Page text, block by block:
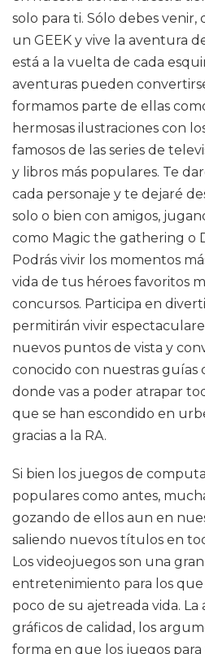
solo para ti. Sólo debes
un GEEK y vive la aventura
está a la vuelta de cada
aventuras pueden
formamos parte de ellas
hermosas ilustraciones con
famosos de las series de
y libros más populares. Te
cada personaje y te dejaré
solo o bien con amigos,
como Magic the gathering o
Podrás vivir los momentos
vida de tus héroes favoritos
concursos. Participa en
permitirán vivir
nuevos puntos de vista y
conocido con nuestras guías
donde vas a poder atrapar
que se han escondido en
gracias a la RA.
Si bien los juegos de
populares como antes,
gozando de ellos aun en
saliendo nuevos títulos en
Los videojuegos son una
entretenimiento para los
poco de su ajetreada vida. La
gráficos de calidad, los
forma en que los juegos para